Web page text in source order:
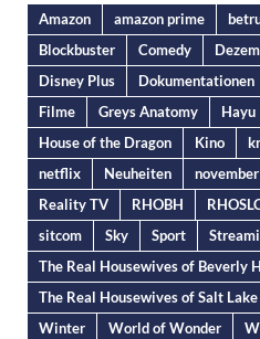
Amazon amazon prime
Blockbuster
Comedy
Disney Plus
Dokumentationen
Filme
Greys Anatomy Hayu
House of the Dragon
Kino
netflix
Neuheiten november
Reality TV
RHOBH
sitcom
Sky Sport
The Real Housewives of Beverly
The Real Housewives of Salt
Winter
World of Wonder